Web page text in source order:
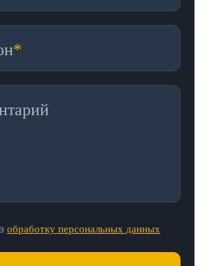
*
обработку персональных данных